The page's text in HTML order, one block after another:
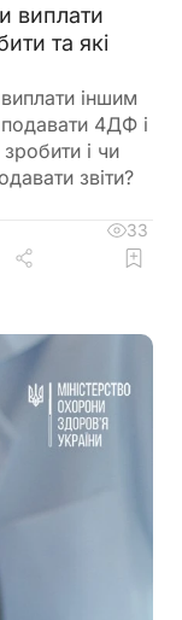
виплати
та які
іншим
4ДФ і
і чи
звіти?
33